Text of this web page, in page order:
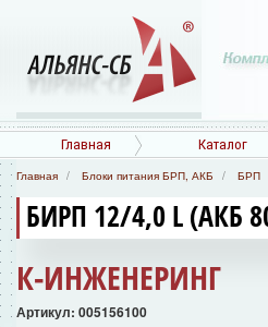
Главная Каталог
Главная Блоки питания БРП, АКБ БРП
БИРП 12/4,0 L (АКБ
К-ИНЖЕНЕРИНГ
Артикул: 005156100